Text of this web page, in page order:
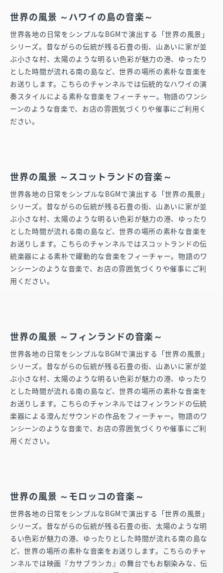
世界の風景 ～ハワイの島の音楽～
世界各地の日常をシンプルなBGMで演出する「世界の風景」
シリーズ。昔ながらの伝統が残る石畳の街、山あいに家が並
ぶ小さな村、太陽のような明るい色彩が魅力の港、ゆったり
とした時間が流れる南の島など、世界の場所の素朴な音楽を
お送りします。こちらのチャンネルでは伝統的なハワイの演
奏スタイルによる素朴な音楽をフィーチャー。物語のワンシ
ーンのような音楽で、お店の雰囲気づくりや催事にご利用く
ださい。
世界の風景 ～スコットランドの音楽～
世界各地の日常をシンプルなBGMで演出する「世界の風景」
シリーズ。昔ながらの伝統が残る石畳の街、山あいに家が並
ぶ小さな村、太陽のような明るい色彩が魅力の港、ゆったり
とした時間が流れる南の島など、世界の場所の素朴な音楽を
お送りします。こちらのチャンネルではスコットランドの伝
統楽器による素朴で躍動的な音楽をフィーチャー。物語のワ
ンシーンのような音楽で、お店の雰囲気づくりや催事にご利
用ください。
世界の風景 ～フィンランドの音楽～
世界各地の日常をシンプルなBGMで演出する「世界の風景」
シリーズ。昔ながらの伝統が残る石畳の街、山あいに家が並
ぶ小さな村、太陽のような明るい色彩が魅力の港、ゆったり
とした時間が流れる南の島など、世界の場所の素朴な音楽を
お送りします。こちらのチャンネルではフィンランドの伝統
楽器による澄んだサウンドの作品をフィーチャー。物語のワ
ンシーンのような音楽で、お店の雰囲気づくりや催事にご利
用ください。
世界の風景 ～モロッコの音楽～
世界各地の日常をシンプルなBGMで演出する「世界の風景」
シリーズ。昔ながらの伝統が残る石畳の街、太陽のような明
るい色彩が魅力の港、ゆったりとした時間が流れる南の島な
ど、世界の場所の素朴な音楽をお送りします。こちらのチャ
ンネルでは映画『カサブランカ』の舞台でもお馴染みな、伝